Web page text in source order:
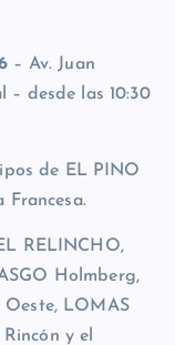
– Av. Juan
– desde las 10:30
de EL PINO
RELINCHO,
Holmberg,
Oeste, LOMAS
y el